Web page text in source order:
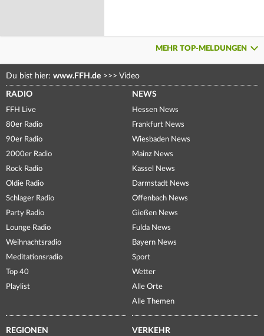
MEHR TOP-MELDUNGEN
Du bist hier: www.FFH.de >>> Video
RADIO
FFH Live
80er Radio
90er Radio
2000er Radio
Rock Radio
Oldie Radio
Schlager Radio
Party Radio
Lounge Radio
Weihnachtsradio
Meditationsradio
Top 40
Playlist
NEWS
Hessen News
Frankfurt News
Wiesbaden News
Mainz News
Kassel News
Darmstadt News
Offenbach News
Gießen News
Fulda News
Bayern News
Sport
Wetter
Alle Orte
Alle Themen
REGIONEN VERKEHR